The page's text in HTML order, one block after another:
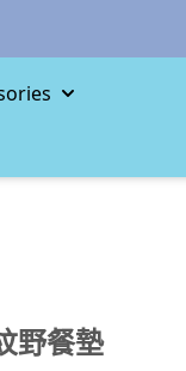
野餐墊